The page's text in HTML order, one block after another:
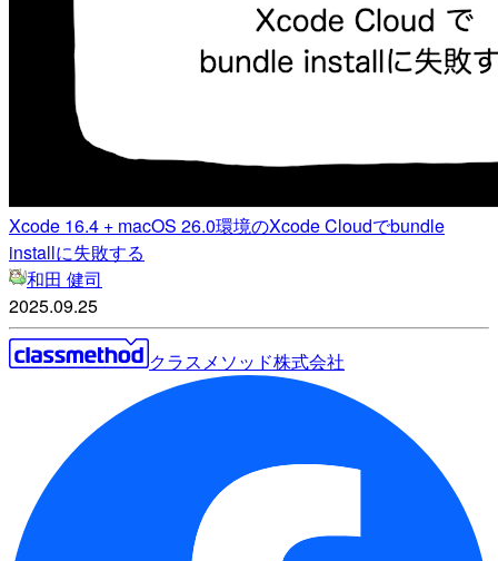
Xcode 16.4 + macOS 26.0環境のXcode Cloudでbundle
installに失敗する
和田 健司
2025.09.25
クラスメソッド株式会社